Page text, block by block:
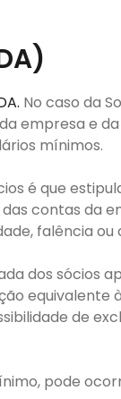
No caso da
empresa e
mínimos.
é que
contas da
falência ou
dos sócios
equivalente
de
pode